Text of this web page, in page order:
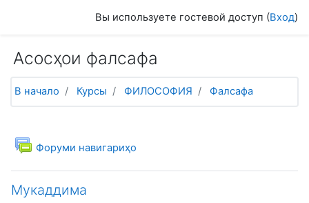
Вы используете гостевой доступ (Вход)
Асосҳои фалсафа
В начало Курсы ФИЛОСОФИЯ Фалсафа
Календарный план
ОбщееФоруми навигариҳо
Мукаддима